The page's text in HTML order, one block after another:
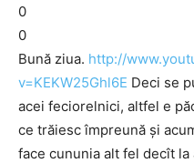
0
0
Bună ziua. http://
v=KEKW25Ghl6E Deci se
acei feciorelnici, altfel e
ce trăiesc împreună şi
face cununia alt fel decît